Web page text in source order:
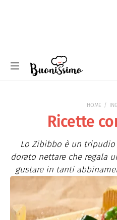
HOME
Ricette
Lo Zibibbo è un
dorato nettare che regala
gustare in tanti